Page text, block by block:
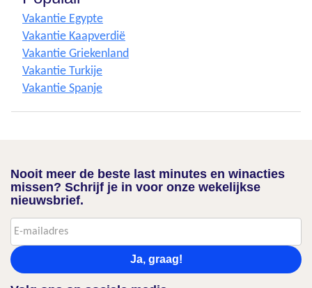
Vakantie Egypte
Vakantie Kaapverdië
Vakantie Griekenland
Vakantie Turkije
Vakantie Spanje
Nooit meer de beste last minutes en winacties
missen? Schrijf je in voor onze wekelijkse
nieuwsbrief.
Ja, graag!